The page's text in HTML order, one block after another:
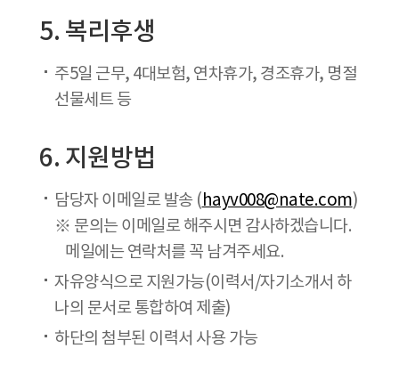
5. 복리후생
주5일 근무, 4대보험, 연차휴가, 경조휴가, 명절
선물세트 등
6. 지원방법
담당자 이메일로 발송 ( hayv008@nate.com)
​※ 문의는 이메일로 해주시면 감사하겠습니다.
메일에는 연락처를 꼭 남겨주세요.
자유양식으로 지원가능(이력서/자기소개서 하
나의 문서로 통합하여 제출)
하단의 첨부된 이력서 사용 가능